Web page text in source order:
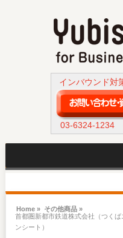
インバウンド対
03-6324-1234(
Home » その他商品 »
首都圏新都市鉄道株式会社（つく
ンシート）